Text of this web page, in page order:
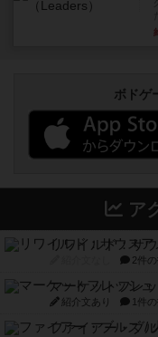
ボドゲ
ア
リワイルド：サ
2件の
マーケットフレッ
紹介文あり 1件
ファイアー・ブ